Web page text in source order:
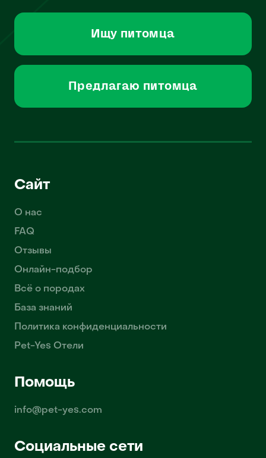
Ищу питомца
Предлагаю питомца
Сайт
О нас
FAQ
Отзывы
Онлайн-подбор
Всё о породах
База знаний
Политика конфиденциальности
Pet-Yes Отели
Помощь
info@pet-yes.com
Социальные сети